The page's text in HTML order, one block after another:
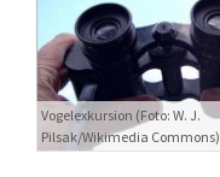
Vogelexkursion (Foto: W. J.
Pilsak/Wikimedia Commons)